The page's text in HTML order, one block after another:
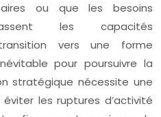
ou que les besoins
les capacités
vers une forme
pour poursuivre la
stratégique nécessite une
les ruptures d’activité